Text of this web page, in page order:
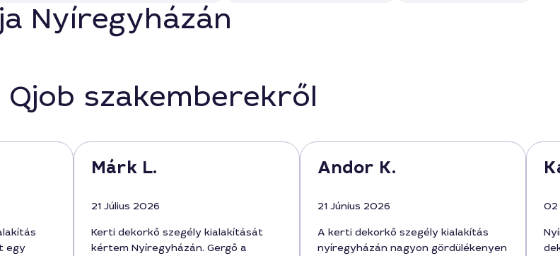
Nyíregyházán
szakemberekről
egy
Márk L.
21 Július 2026
Kerti dekorkő szegély kialakítását
kértem Nyíregyházán. Gergő a
Andor K.
21 Június 2026
A kerti dekorkő szegély kialakítás
nyíregyházán nagyon gördülékenyen
02